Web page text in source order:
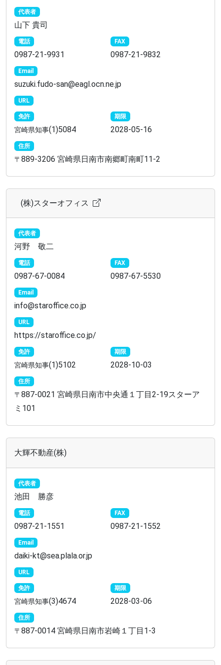
代表者
山下 貴司
電話
0987-21-9931
FAX
0987-21-9832
Email
suzuki.fudo-san@eagl.ocn.ne.jp
URL
免許
宮崎県知事(1)5084
期限
2028-05-16
住所
〒 889-3206 宮崎県日南市南郷町南町11-2
(株)スターオフィス
代表者
河野 敬二
電話
0987-67-0084
FAX
0987-67-5530
Email
info@staroffice.co.jp
URL
https://staroffice.co.jp/
免許
宮崎県知事(1)5102
期限
2028-10-03
住所
〒 887-0021 宮崎県日南市中央通１丁目2-19スターア
ミ101
大輝不動産(株)
代表者
池田 勝彦
電話
0987-21-1551
FAX
0987-21-1552
Email
daiki-kt@sea.plala.or.jp
URL
免許
宮崎県知事(3)4674
期限
2028-03-06
住所
〒 887-0014 宮崎県日南市岩崎１丁目1-3